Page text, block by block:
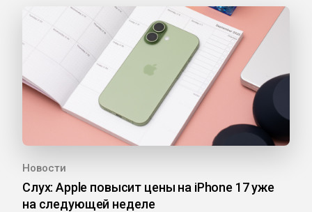
Новости
Слух: Apple повысит цены на iPhone 17 уже
на следующей неделе